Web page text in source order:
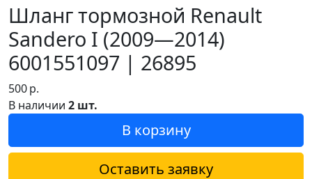
Шланг тормозной Renault
Sandero I (2009—2014)
6001551097 | 26895
500р.
В наличии 2 шт.
В корзину
Оставить заявку